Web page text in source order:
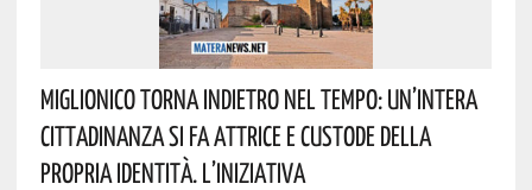
Miglionico Torna Indietro Nel Tempo: Un’intera
Cittadinanza Si Fa Attrice E Custode Della
Propria Identità. L’iniziativa